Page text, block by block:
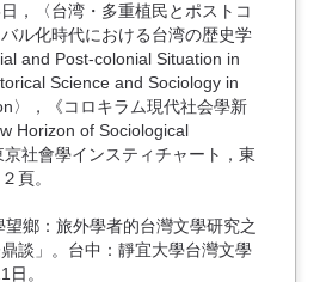
，〈台湾・多重植民とポストコ
ル化時代における台湾の歴史学
and Post-colonial Situation in
Science and Sociology in
〉，《コロキラム現代社会學新
Horizon of Sociological
社會學インスティチャート，東
頁。
鄉：旅外學者的台灣文學研究之
談」。台中：靜宜大學台灣文學
。